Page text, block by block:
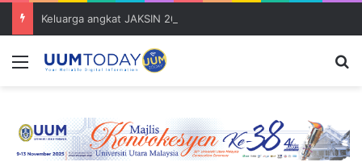
Menu